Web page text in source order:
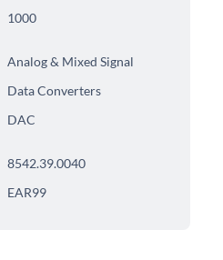
1000
Analog & Mixed Signal
Data Converters
DAC
8542.39.0040
EAR99